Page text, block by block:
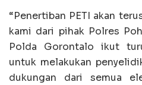
“Penertiban PETI akan
kami dari pihak Polres
Polda Gorontalo ikut
untuk melakukan
dukungan dari semua